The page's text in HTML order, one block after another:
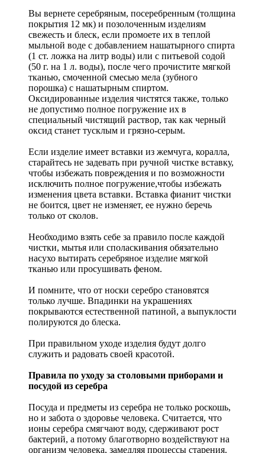
Вы вернете серебряным, посеребренным (толщина
покрытия 12 мк) и позолоченным изделиям
свежесть и блеск, если промоете их в теплой
мыльной воде с добавлением нашатырного спирта
(1 ст. ложка на литр воды) или с питьевой содой
(50 г. на 1 л. воды), после чего прочистите мягкой
тканью, смоченной смесью мела (зубного
порошка) с нашатырным спиртом.
Оксидированные изделия чистятся также, только
не допустимо полное погружение их в
специальный чистящий раствор, так как черный
оксид станет тусклым и грязно-серым.
Если изделие имеет вставки из жемчуга, коралла,
старайтесь не задевать при ручной чистке вставку,
чтобы избежать повреждения и по возможности
исключить полное погружение,чтобы избежать
изменения цвета вставки. Вставка фианит чистки
не боится, цвет не изменяет, ее нужно беречь
только от сколов.
Необходимо взять себе за правило после каждой
чистки, мытья или споласкивания обязательно
насухо вытирать серебряное изделие мягкой
тканью или просушивать феном.
И помните, что от носки серебро становятся
только лучше. Впадинки на украшениях
покрываются естественной патиной, а выпуклости
полируются до блеска.
При правильном уходе изделия будут долго
служить и радовать своей красотой.
Правила по уходу за столовыми приборами и
посудой из серебра
Посуда и предметы из серебра не только роскошь,
но и забота о здоровье человека. Считается, что
ионы серебра смягчают воду, сдерживают рост
бактерий, а потому благотворно воздействуют на
организм человека, замедляя процессы старения.